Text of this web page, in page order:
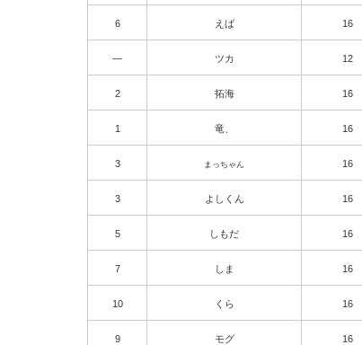
6 えば 16
— ツカ 12
2 拓海 16
1 竜、 16
3 まっちゃん 16
3 よしくん 16
5 しもだ 16
7 しま 16
10 くら 16
9 モグ 16